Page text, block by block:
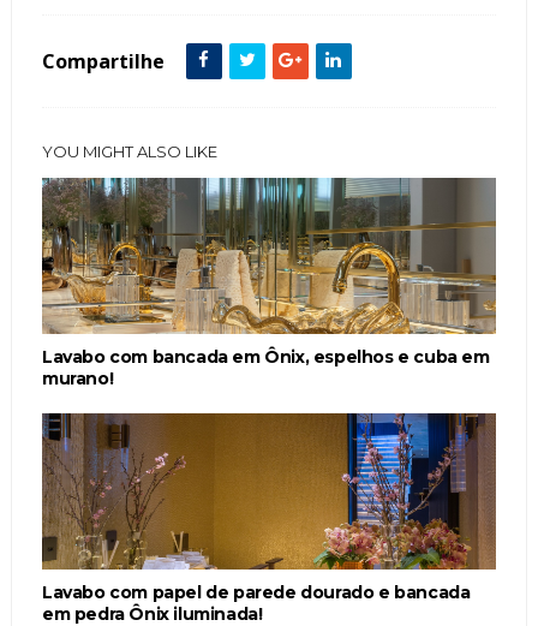
Compartilhe
YOU MIGHT ALSO LIKE
Lavabo com bancada em Ônix, espelhos e cuba em
murano!
Lavabo com papel de parede dourado e bancada
em pedra Ônix iluminada!